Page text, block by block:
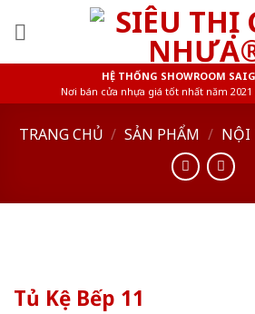
HỆ THỐNG SHOWROOM
Nơi bán cửa nhựa giá tốt nhất năm 2021
TRANG CHỦ / SẢN PHẨM / NỘI
Tủ Kệ Bếp 11